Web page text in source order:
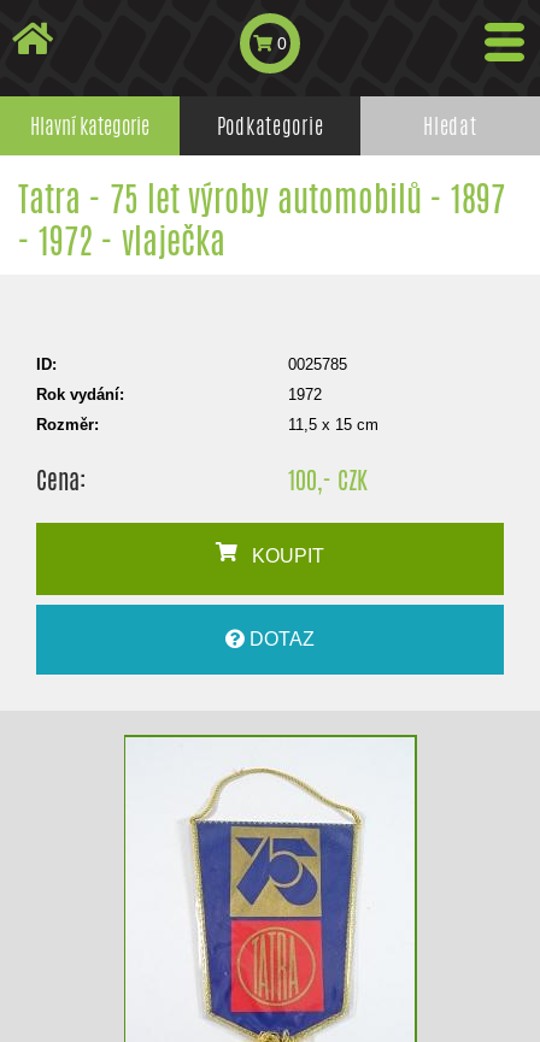
0
Hlavní kategorie Podkategorie Hledat
Tatra - 75 let výroby automobilů - 1897
- 1972 - vlaječka
ID:
0025785
Rok vydání:
1972
Rozměr:
11,5 x 15 cm
Cena: 100,- CZK
KOUPIT
DOTAZ